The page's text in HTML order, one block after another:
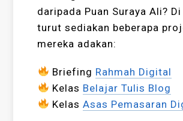
daripada Puan Suraya Ali?
turut sediakan beberapa
mereka adakan:
Briefing Rahmah Digital
Kelas Belajar Tulis Blog
Kelas Asas Pemasaran